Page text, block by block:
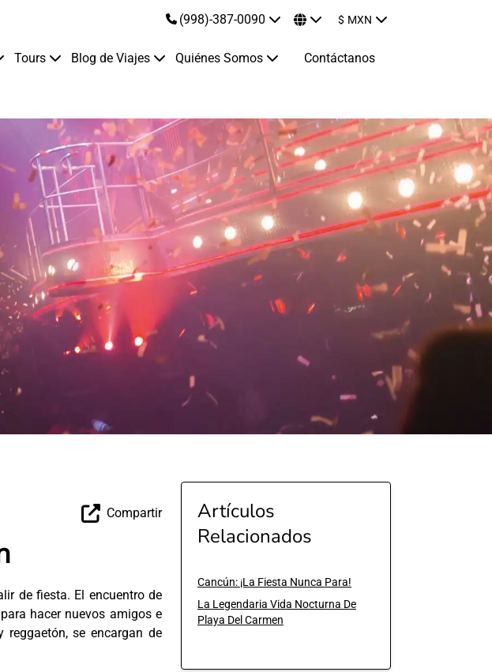
(998)-387-0090 $ MXN
Tours Blog de Viajes Quiénes Somos Contáctanos
Compartir
de fiesta. El encuentro de
hacer nuevos amigos e
reggaetón, se encargan de
Artículos
Relacionados
Cancún: ¡La Fiesta Nunca Para!
La Legendaria Vida Nocturna De
Playa Del Carmen